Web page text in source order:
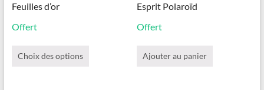
Feuilles d’or
Offert
Choix des options
Esprit Polaroïd
Offert
Ajouter au panier